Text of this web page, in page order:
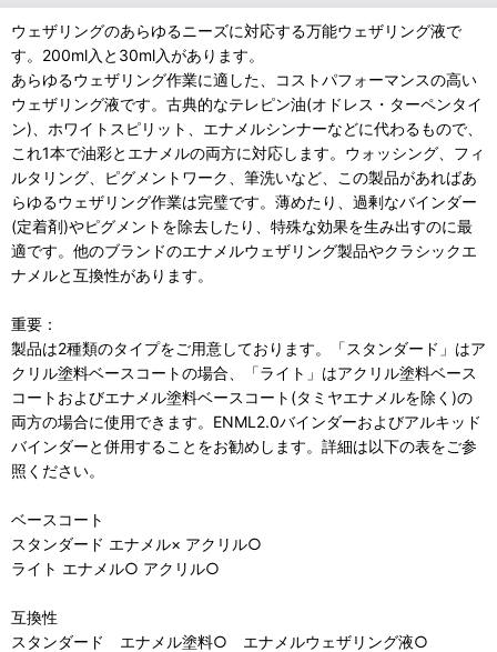
ウェザリングのあらゆるニーズに対応する万能ウェザリング液で
す。200ml入と30ml入があります。
あらゆるウェザリング作業に適した、コストパフォーマンスの高い
ウェザリング液です。古典的なテレピン油(オドレス・ターペンタイ
ン)、ホワイトスピリット、エナメルシンナーなどに代わるもので、
これ1本で油彩とエナメルの両方に対応します。ウォッシング、フィ
ルタリング、ピグメントワーク、筆洗いなど、この製品があればあ
らゆるウェザリング作業は完璧です。薄めたり、過剰なバインダー
(定着剤)やピグメントを除去したり、特殊な効果を生み出すのに最
適です。他のブランドのエナメルウェザリング製品やクラシックエ
ナメルと互換性があります。
重要：
製品は2種類のタイプをご用意しております。「スタンダード」はア
クリル塗料ベースコートの場合、「ライト」はアクリル塗料ベース
コートおよびエナメル塗料ベースコート(タミヤエナメルを除く)の
両方の場合に使用できます。ENML2.0バインダーおよびアルキッド
バインダーと併用することをお勧めします。詳細は以下の表をご参
照ください。
ベースコート
スタンダード エナメル× アクリル○
ライト エナメル○ アクリル○
互換性
スタンダード エナメル塗料○ エナメルウェザリング液○